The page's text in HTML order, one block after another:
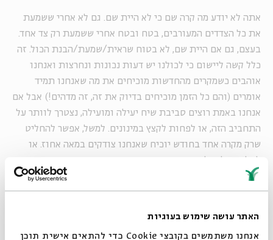
האתר עושה שימוש בעוגיות
אנחנו משתמשים בקובצי Cookie כדי להתאים אישית תוכן
אתה לא יודע מה קרה שם כי לא היית שם. גם לא אחרי ששמעת
את כל הצדדים המעורבים, בטח ובטח אחרי ששמעת רק צד אחד.
בעצם, גם אם היית שם, לא בטוח שראית/שמעת/הבנת הכול. זה
כלל קשה ליישום כי לכולנו יש דעות נכונות ונחרצות ואנחנו
אוהבים כשמקרים מהחדשות מוכיחים את מה שאנחנו תמיד
אומרים (והם כל הזמן מוכיחים בדיוק את זה, זה מדהים!) אבל אם
אנחנו באמת רוצים סביבת שיח יעילה ומועילה, נצטרך לוותר על
התחביב הזה, או לפחות לקצץ במינונים. למשל, אפשר להחליט
שרק מקרה אחד בחודש יוכיח שאנחנו צודקים במאה אחוז. או
צודקים ב-75 אחוז; לא ב-100. ככה, לאט לאט, נצליח להיגמל
מתחושת הצדק הגואה, שאחת מתופעות הלוואי הלא נעימות